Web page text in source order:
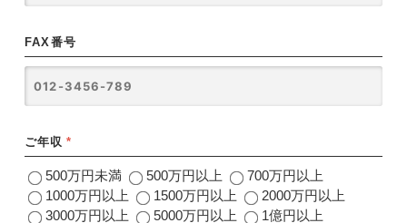
FAX番号
ご年収 *
500万円未満 500万円以上
700万円以上
1000万円以上
1500万円以上
2000万円以上
3000万円以上
5000万円以上 1億円以上